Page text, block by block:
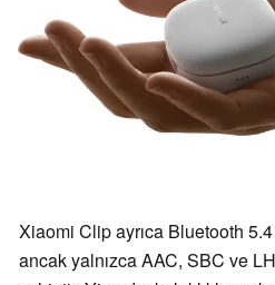
Xiaomi Clip ayrıca Bluetooth
ancak yalnızca AAC, SBC ve